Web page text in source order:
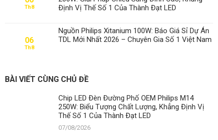
Th8
Định Vị Thế Số 1 Của Thành Đạt LED
06
Th8
Nguồn Philips Xitanium 100W: Báo Giá Sỉ Dự Án
TDL Mới Nhất 2026 – Chuyên Gia Số 1 Việt Nam
BÀI VIẾT CÙNG CHỦ ĐỀ
Chip LED Đèn Đường Phố OEM Philips M14
250W: Biểu Tượng Chất Lượng, Khẳng Định Vị
Thế Số 1 Của Thành Đạt LED
07/08/2026